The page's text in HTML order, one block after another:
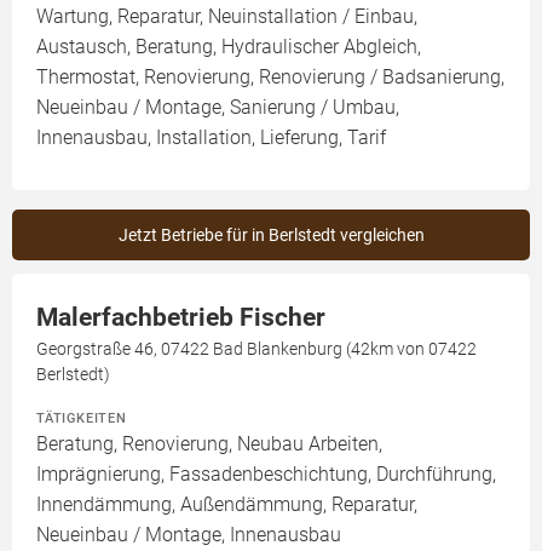
Wartung, Reparatur, Neuinstallation / Einbau,
Austausch, Beratung, Hydraulischer Abgleich,
Thermostat, Renovierung, Renovierung / Badsanierung,
Neueinbau / Montage, Sanierung / Umbau,
Innenausbau, Installation, Lieferung, Tarif
Jetzt Betriebe für in Berlstedt vergleichen
Malerfachbetrieb Fischer
Georgstraße 46, 07422 Bad Blankenburg (42km von 07422
Berlstedt)
TÄTIGKEITEN
Beratung, Renovierung, Neubau Arbeiten,
Imprägnierung, Fassadenbeschichtung, Durchführung,
Innendämmung, Außendämmung, Reparatur,
Neueinbau / Montage, Innenausbau